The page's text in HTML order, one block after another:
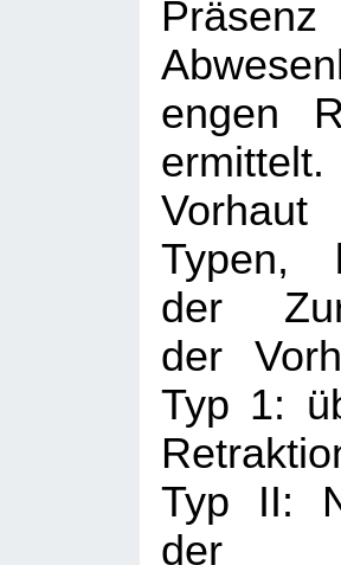
engen
Typen,
der
der
Typ 1:
Typ II:
der